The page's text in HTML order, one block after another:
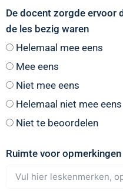
De docent zorgde ervoor
de les bezig waren
Helemaal mee eens
Mee eens
Niet mee eens
Helemaal niet mee eens
Niet te beoordelen
Ruimte voor opmerkingen